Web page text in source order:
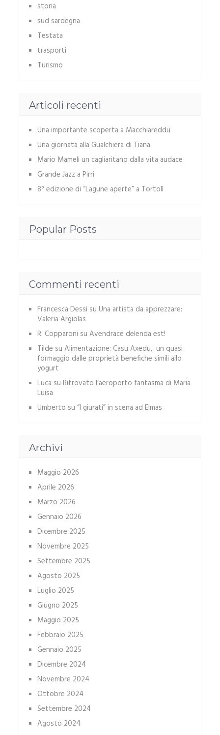
storia
sud sardegna
Testata
trasporti
Turismo
Articoli recenti
Una importante scoperta a Macchiareddu
Una giornata alla Gualchiera di Tiana
Mario Mameli un cagliaritano dalla vita audace
Grande Jazz a Pirri
8° edizione di “Lagune aperte” a Tortolì
Popular Posts
Commenti recenti
Francesca Dessi su Una artista da apprezzare:
Valeria Argiolas
R. Copparoni su Avendrace delenda est!
Tilde su Alimentazione: Casu Axedu, un quasi
formaggio dalle proprietà benefiche simili allo
yogurt
Luca su Ritrovato l’aeroporto fantasma di Maria
Luisa
Umberto su “I giurati” in scena ad Elmas
Archivi
Maggio 2026
Aprile 2026
Marzo 2026
Gennaio 2026
Dicembre 2025
Novembre 2025
Settembre 2025
Agosto 2025
Luglio 2025
Giugno 2025
Maggio 2025
Febbraio 2025
Gennaio 2025
Dicembre 2024
Novembre 2024
Ottobre 2024
Settembre 2024
Agosto 2024